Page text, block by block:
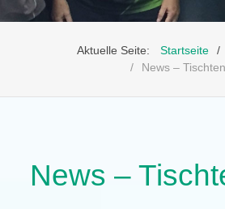
Aktuelle Seite: Startseite
News –
News –